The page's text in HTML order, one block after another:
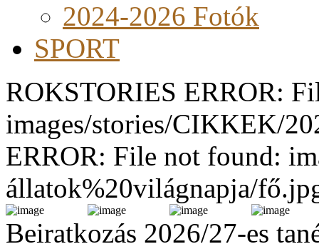
2024-2026 Fotók
SPORT
ROKSTORIES ERROR:
images/stories/CIKKEK/
ERROR: File not found:
állatok%20világnapja/
Beiratkozás 2026/27-es